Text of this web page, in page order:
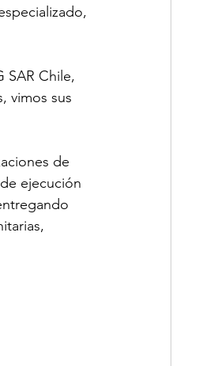
SAR Chile,
vimos sus
de
ejecución